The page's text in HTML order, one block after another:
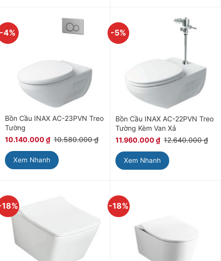
-4%
Bồn Cầu INAX AC-23PVN Treo
Tường
10.140.000 ₫ 10.580.000₫
Xem Nhanh
-5%
Bồn Cầu INAX AC-22PVN Treo
Tường Kèm Van Xả
11.960.000 ₫ 12.640.000₫
Xem Nhanh
-18%